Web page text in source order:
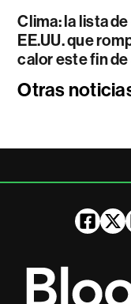
Clima: la lista
EE.UU. que
calor este fin
Otras